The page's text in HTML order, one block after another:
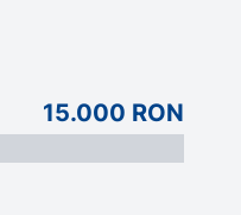
15.000 RON